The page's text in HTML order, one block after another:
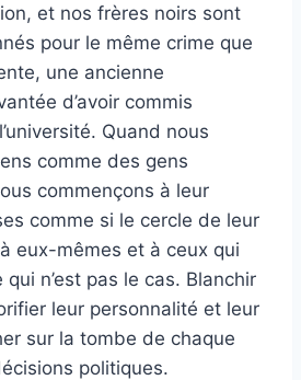
et nos frères noirs sont
pour le même crime que
une ancienne
d’avoir commis
Quand nous
comme des gens
commençons à leur
comme si le cercle de leur
eux-mêmes et à ceux qui
n’est pas le cas. Blanchir
leur personnalité et leur
sur la tombe de chaque
politiques.